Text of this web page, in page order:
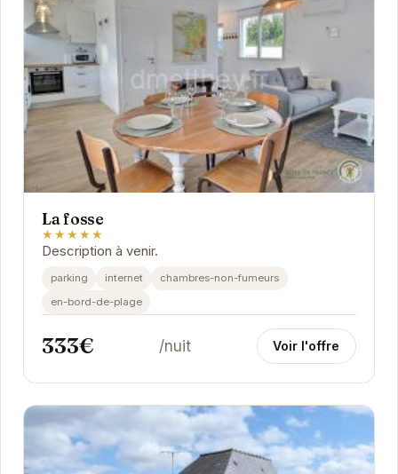
La fosse
★★★★★
Description à venir.
parking internet
chambres-non-fumeurs
en-bord-de-plage
333€ /nuit Voir l'offre